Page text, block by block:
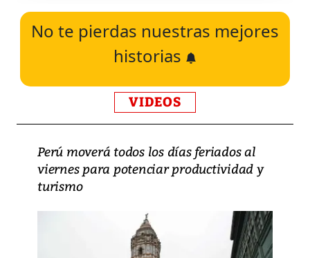
No te pierdas nuestras mejores
historias
VIDEOS
Perú moverá todos los días feriados al
viernes para potenciar productividad y
turismo